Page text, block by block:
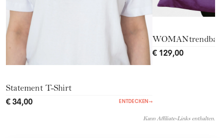
Statement T-Shirt
€ 34,00 ENTDECKEN→
€ 129,00
Kann Affiliate-Links enthalten.